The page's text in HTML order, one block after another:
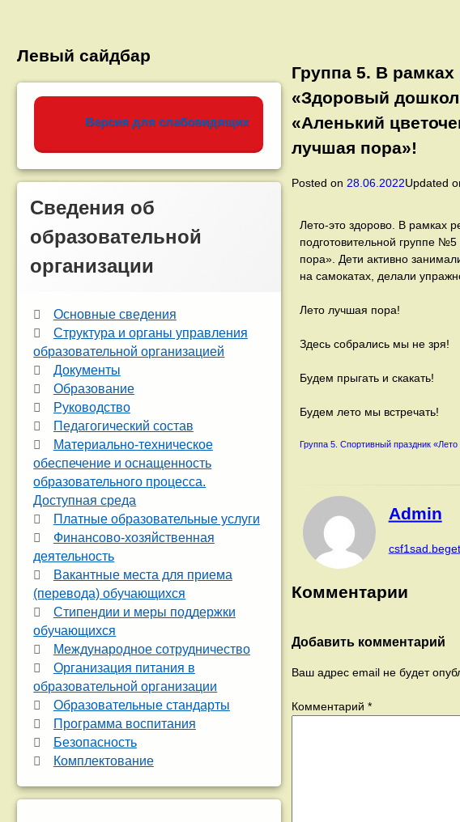
Группа 5. В рамках
«Здоровый
«Аленький
лучшая пора»!
Posted on 28.06.2022Updated
Лето-это здорово. В рамках
подготовительной группе
пора». Дети активно
на самокатах, делали
Лето лучшая пора!
Здесь собрались мы не зря!
Будем прыгать и скакать!
Будем лето мы встречать!
Группа 5. Спортивный праздник
Admin
Комментарии
Добавить комментарий
Ваш адрес email не будет
Комментарий *
Левый сайдбар
Версия для слабовидящих
Сведения об
образовательной
организации
Основные сведения
Структура и органы управления
образовательной организацией
Документы
Образование
Руководство
Педагогический состав
Материально-техническое
обеспечение и оснащенность
образовательного процесса.
Доступная среда
Платные образовательные услуги
Финансово-хозяйственная
деятельность
Вакантные места для приема
(перевода) обучающихся
Стипендии и меры поддержки
обучающихся
Международное сотрудничество
Организация питания в
образовательной организации
Образовательные стандарты
Программа воспитания
Безопасность
Комплектование